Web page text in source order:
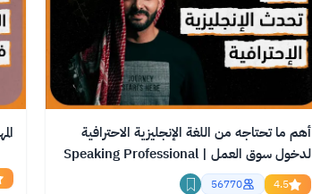
أهم ما تحتاجه من اللغة الإنجليزية الاحترافية
لدخول سوق العمل | Speaking Professional
English
4.5
56770